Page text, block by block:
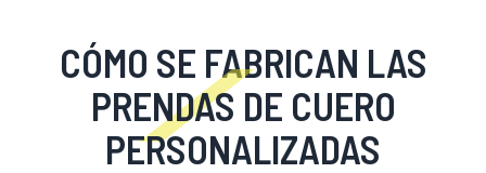
CÓMO SE FABRICAN LAS
PRENDAS DE CUERO
PERSONALIZADAS